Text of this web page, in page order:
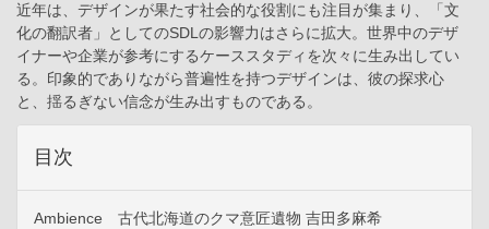
近年は、デザインが果たす社会的な役割にも注目が集まり、「文
化の翻訳者」としてのSDLの影響力はさらに拡大。世界中のデザ
イナーや企業が参考にするケーススタディを次々に生み出してい
る。印象的でありながら普遍性を持つデザインは、彼の探求心
と、揺るぎない信念が生み出すものである。
目次
Ambience 古代北海道のクマ意匠遺物 吉田多麻希